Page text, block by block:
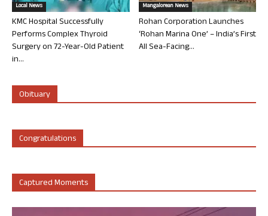
Local News
KMC Hospital Successfully
Performs Complex Thyroid
Surgery on 72-Year-Old Patient
in...
Mangalorean News
Rohan Corporation Launches
‘Rohan Marina One’ – India’s First
All Sea-Facing...
Obituary
Congratulations
Captured Moments